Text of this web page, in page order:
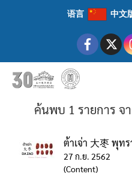
语言 中文
ค้นพบ 1 รายการ จ
ต้าเจ่า 大枣 พุท
27 ก.ย. 2562
(Content)